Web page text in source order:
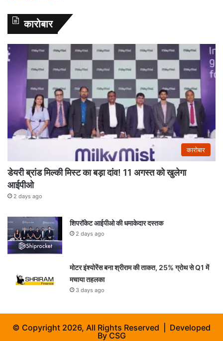
कारोबार
कारोबार
डेयरी ब्रांड मिल्की मिस्ट का बड़ा दांव! 11 अगस्त को खुलेगा
आईपीओ
2 days ago
शिपरॉकेट आईपीओ की धमाकेदार दस्तक
2 days ago
मोटर इंश्योरेंस बना श्रीराम की ताकत, 25% ग्रोथ से Q1 में
मचाया तहलका
3 days ago
© Copyright 2026, All Rights Reserved | Developed
ByCSG